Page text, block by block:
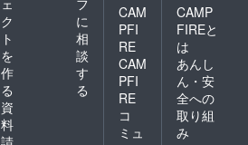
ク
ト
を
作
る
に
相
談
す
る
資
料
請
CAM
PFI
RE
CAM
PFI
RE
コ
ミュ
CAMP
FIREと
は
あんし
ん・安
全への
取り組
み